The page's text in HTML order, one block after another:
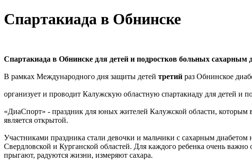
Спартакиада в Обнинске
Спартакиада в Обнинске для детей и подростков больных сахарным
В рамках Международного дня защиты детей третий раз Обнинское
организует и проводит Калужскую областную спартакиаду для детей и
«ДиаСпорт» - праздник для юных жителей Калужской области,
является открытой.
Участниками праздника стали девочки и мальчики с сахарным
Свердловской и Курганской областей. Для каждого ребенка очень
прыгают, радуются жизни, измеряют сахара.